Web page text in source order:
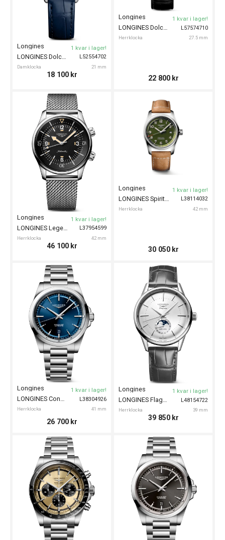
L52554702
Longines
Damklocka 21 mm
LONGINES DolceVita 21mm
1 kvar i lager!
18 100 kr
L57574710
Longines
Herrklocka 27.5 mm
LONGINES DolceVita 27.5mm
1 kvar i lager!
22 800 kr
L37954599
Longines
Herrklocka 42 mm
LONGINES Legend Diver 59 42mm
1 kvar i lager!
46 100 kr
L38114032
Longines
Herrklocka 42 mm
LONGINES Spirit 42mm
1 kvar i lager!
30 050 kr
L38304926
Longines
Herrklocka 41 mm
LONGINES Conquest 41mm
1 kvar i lager!
26 700 kr
L48154722
Longines
Herrklocka 39 mm
LONGINES Flagship Heritage Moonphase 38mm
1 kvar i lager!
39 850 kr